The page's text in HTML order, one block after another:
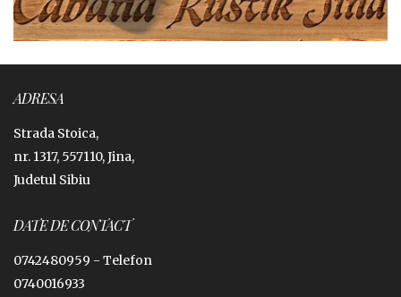
ADRESA
Strada Stoica,
nr. 1317, 557110, Jina,
Judetul Sibiu
DATE DE CONTACT
0742480959 - Telefon
0740016933